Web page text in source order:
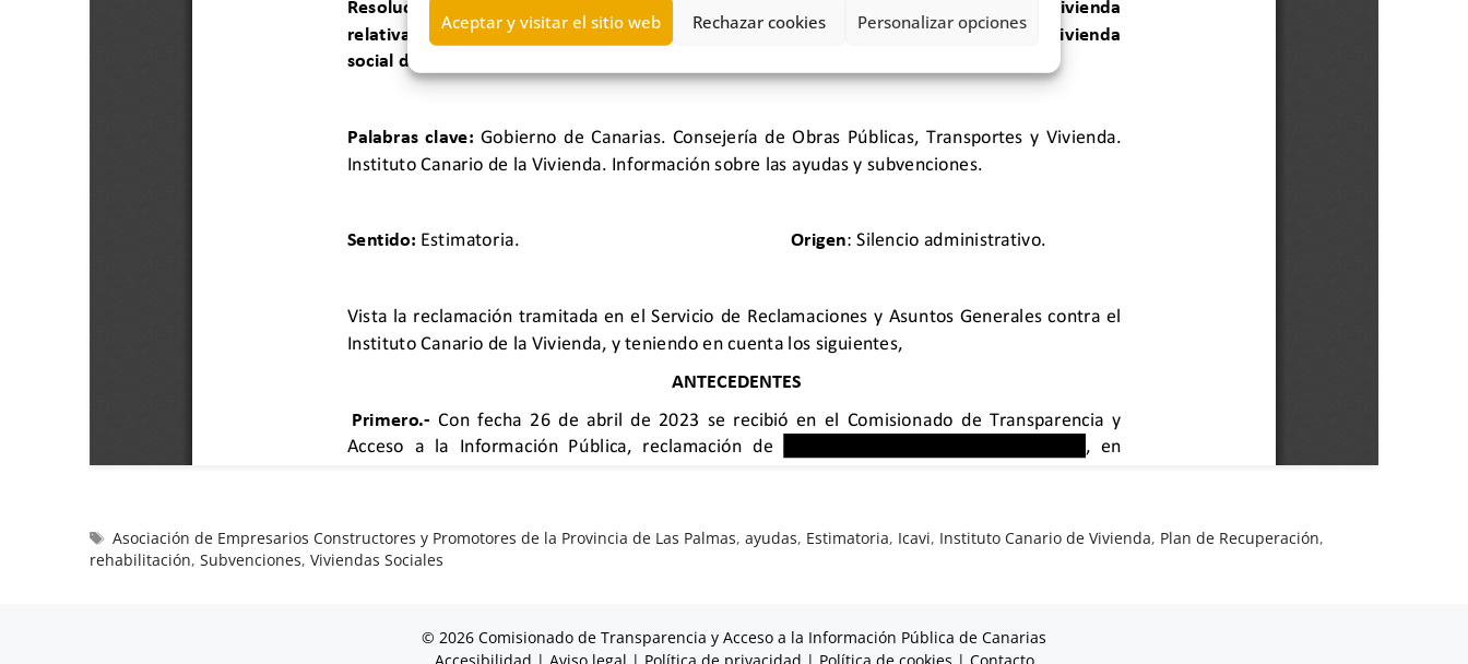
Aceptar y visitar el sitio web Rechazar cookies Personalizar opciones
Asociación de Empresarios Constructores y Promotores de la Provincia de Las Palmas,ayudas, Estimatoria, Icavi, Instituto Canario de Vivienda, Plan de Recuperación,
rehabilitación, Subvenciones, Viviendas Sociales
© 2026 Comisionado de Transparencia y Acceso a la Información Pública de Canarias